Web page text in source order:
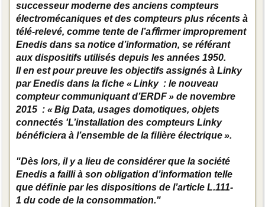
successeur moderne des anciens compteurs
électromécaniques et des compteurs plus récents à
télé-relevé, comme tente de l’aﬀirmer improprement
Enedis dans sa notice d’information, se référant
aux dispositifs utilisés depuis les années 1950.
Il en est pour preuve les objectifs assignés à Linky
par Enedis dans la ﬁche « Linky : le nouveau
compteur communiquant d’ERDF » de novembre
2015 : « Big Data, usages domotiques, objets
connectés 'L’installation des compteurs Linky
bénéﬁciera à l’ensemble de la ﬁlière électrique ».
"Dès lors, il y a lieu de considérer que la société
Enedis a failli à son obligation d’information telle
que déﬁnie par les dispositions de l’article L.111-
1 du code de la consommation."